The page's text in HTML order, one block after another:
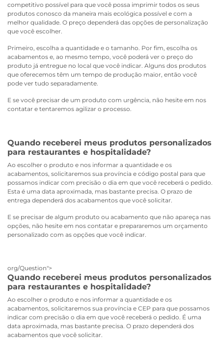
competitivo possível para que você possa imprimir todos os seus
produtos conosco da maneira mais ecológica possível e com a
melhor qualidade. O preço dependerá das opções de personalização
que você escolher.
Primeiro, escolha a quantidade e o tamanho. Por fim, escolha os
acabamentos e, ao mesmo tempo, você poderá ver o preço do
produto já entregue no local que você indicar. Alguns dos produtos
que oferecemos têm um tempo de produção maior, então você
pode ver tudo separadamente.
E se você precisar de um produto com urgência, não hesite em nos
contatar e tentaremos agilizar o processo.
Quando receberei meus produtos personalizados
para restaurantes e hospitalidade?
Ao escolher o produto e nos informar a quantidade e os
acabamentos, solicitaremos sua província e código postal para que
possamos indicar com precisão o dia em que você receberá o pedido.
Esta é uma data aproximada, mas bastante precisa. O prazo de
entrega dependerá dos acabamentos que você solicitar.
E se precisar de algum produto ou acabamento que não apareça nas
opções, não hesite em nos contatar e prepararemos um orçamento
personalizado com as opções que você indicar.
org/Question">
Quando receberei meus produtos personalizados
para restaurantes e hospitalidade?
Ao escolher o produto e nos informar a quantidade e os
acabamentos, solicitaremos sua província e CEP para que possamos
indicar com precisão o dia em que você receberá o pedido. É uma
data aproximada, mas bastante precisa. O prazo dependerá dos
acabamentos que você solicitar.